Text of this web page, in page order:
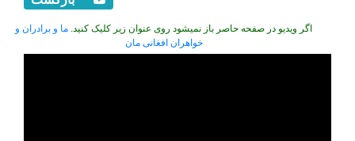
اگر ویدیو در صفحه حاصر باز نمیشود روی عنوان زیر کلیک کنید. ما و برادران و
خواهران افغانی مان